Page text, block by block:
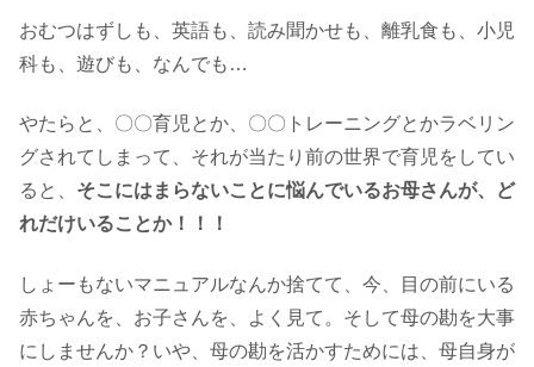
おむつはずしも、英語も、読み聞かせも、離乳食も、小児
科も、遊びも、なんでも…
やたらと、〇〇育児とか、〇〇トレーニングとかラベリン
グされてしまって、それが当たり前の世界で育児をしてい
ると、 そこにはまらないことに悩んでいるお母さんが、ど
れだけいることか！！！
しょーもないマニュアルなんか捨てて、今、目の前にいる
赤ちゃんを、お子さんを、よく見て。そして母の勘を大事
にしませんか？いや、母の勘を活かすためには、母自身が